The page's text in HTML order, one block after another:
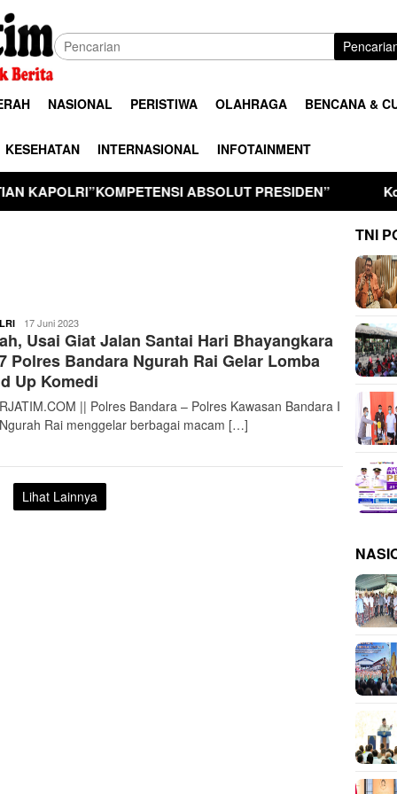
NASIONAL PERISTIWA OLAHRAGA BENCANA &
KESEHATAN INTERNASIONAL INFOTAINMENT
ABSOLUT PRESIDEN” Kodim 0806/
ardy17 Juni 2023
Usai Giat Jalan Santai Hari Bhayangkara
Polres Bandara Ngurah Rai Gelar Lomba
Up Komedi
|| Polres Bandara – Polres Kawasan Bandara I
Rai menggelar berbagai macam […]
Lihat Lainnya
TNI